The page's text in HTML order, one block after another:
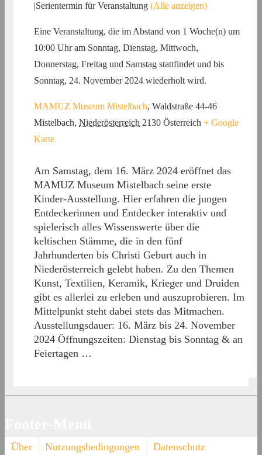
|Serientermin für Veranstaltung (Alle anzeigen)
Eine Veranstaltung, die im Abstand von 1 Woche(n) um
10:00 Uhr am Sonntag, Dienstag, Mittwoch,
Donnerstag, Freitag und Samstag stattfindet und bis
Sonntag, 24. November 2024 wiederholt wird.
MAMUZ Museum Mistelbach, Waldstraße 44-46
Mistelbach, Niederösterreich 2130 Österreich + Google
Karte
Am Samstag, dem 16. März 2024 eröffnet das
MAMUZ Museum Mistelbach seine erste
Kinder-Ausstellung. Hier erfahren die jungen
Entdeckerinnen und Entdecker interaktiv und
spielerisch alles Wissenswerte über die
keltischen Stämme, die in den fünf
Jahrhunderten bis Christi Geburt auch in
Niederösterreich gelebt haben. Zu den Themen
Kunst, Textilien, Keramik, Krieger und Druiden
gibt es allerlei zu erleben und auszuprobieren. Im
Mittelpunkt steht dabei stets das Mitmachen.
Ausstellungsdauer: 16. März bis 24. November
2024 Öffnungszeiten: Dienstag bis Sonntag & an
Feiertagen …
Über Nutzungsbedingungen Datenschutz